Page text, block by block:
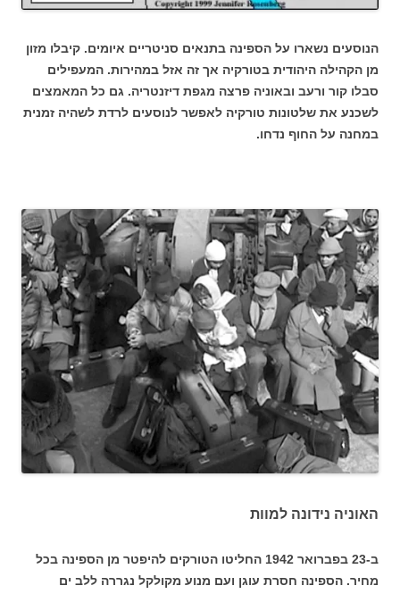
הנוסעים נשארו על הספינה בתנאים סניטריים איומים. קיבלו מזון
מן הקהילה היהודית בטורקיה אך זה אזל במהירות. המעפילים
סבלו קור ורעב ובאוניה פרצה מגפת דיזנטריה. גם כל המאמצים
לשכנע את שלטונות טורקיה לאפשר לנוסעים לרדת לשהיה זמנית
במחנה על החוף נדחו.
האוניה נידונה למוות
ב-23 בפברואר 1942 החליטו הטורקים להיפטר מן הספינה בכל
מחיר. הספינה חסרת עוגן ועם מנוע מקולקל נגררה ללב ים